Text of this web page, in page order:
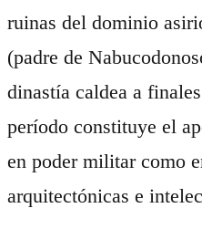
ruinas del dominio
(padre de
dinastía caldea a
período constituye el
en poder militar como
arquitectónicas e